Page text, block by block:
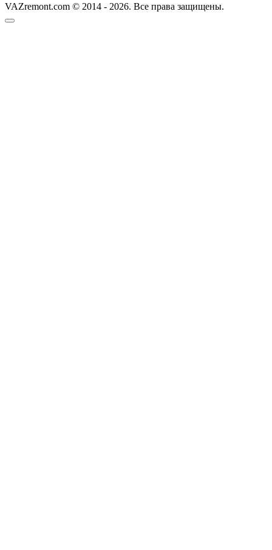
VAZremont.com © 2014 - 2026. Все права защищены.